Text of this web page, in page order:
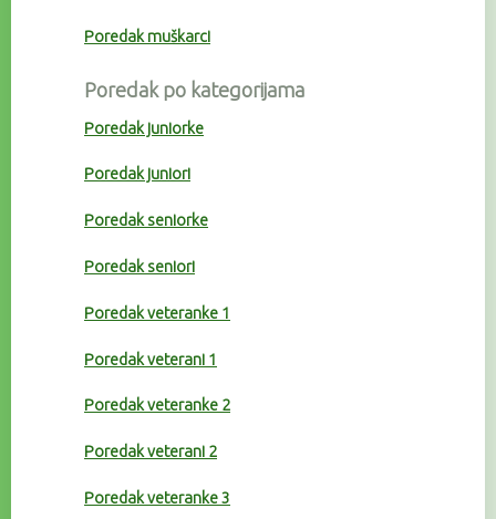
Poredak muškarci
Poredak po kategorijama
Poredak juniorke
Poredak juniori
Poredak seniorke
Poredak seniori
Poredak veteranke 1
Poredak veterani 1
Poredak veteranke 2
Poredak veterani 2
Poredak veteranke 3